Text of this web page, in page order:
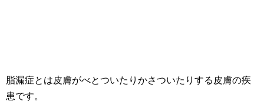
脂漏症とは皮膚がべとついたりかさついたりする皮膚の疾
患です。